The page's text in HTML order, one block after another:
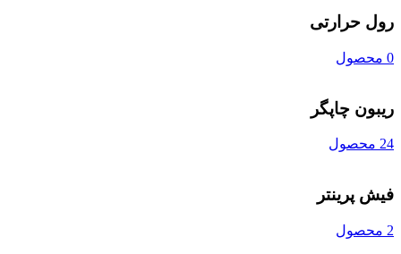
رول حرارتی
0 محصول
ریبون چاپگر
24 محصول
فیش پرینتر
2 محصول